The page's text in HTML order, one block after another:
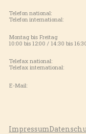
Telefon national:
Telefon international:
Montag bis Freitag
10:00 bis 12:00 / 14:30 bis
Telefax national:
Telefax international:
E-Mail:
Impressum